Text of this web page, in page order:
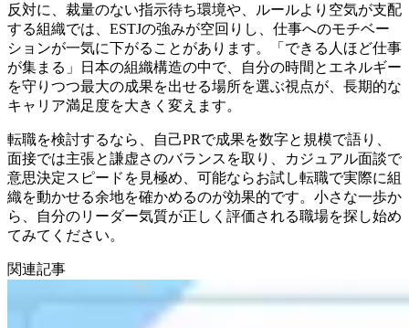
反対に、裁量のない指示待ち環境や、ルールより空気が支配
する組織では、ESTJの強みが空回りし、仕事へのモチベー
ションが一気に下がることがあります。「できる人ほど仕事
が集まる」日本の組織構造の中で、自分の時間とエネルギー
を守りつつ最大の成果を出せる場所を選ぶ視点が、長期的な
キャリア満足度を大きく変えます。
転職を検討するなら、自己PRで成果を数字と規模で語り、
面接では主張と謙虚さのバランスを取り、カジュアル面談で
意思決定スピードを見極め、可能ならお試し転職で実際に組
織を動かせる余地を確かめるのが効果的です。小さな一歩か
ら、自分のリーダー気質が正しく評価される職場を探し始め
てみてください。
関連記事